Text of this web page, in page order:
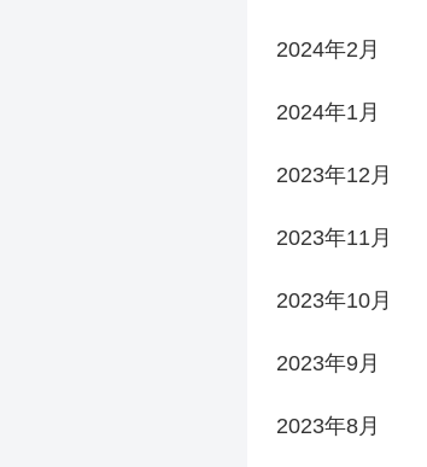
2024年2月
2024年1月
2023年12月
2023年11月
2023年10月
2023年9月
2023年8月